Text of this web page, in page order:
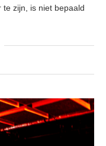
te zijn, is niet bepaald